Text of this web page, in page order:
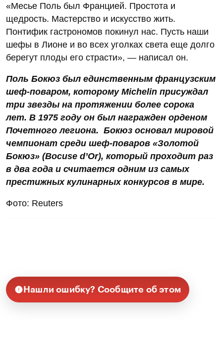
«Месье Поль был Францией. Простота и
щедрость. Мастерство и искусство жить.
Понтифик гастрономов покинул нас. Пусть наши
шефы в Лионе и во всех уголках света еще долго
берегут плоды его страсти», — написал он.
Поль Бокюз был единственным французским
шеф-поваром, которому Michelin присуждал
три звезды на протяжении более сорока
лет. В 1975 году он был награжден орденом
Почетного легиона. Бокюз основал мировой
чемпионат среди шеф-поваров «Золотой
Бокюз» (Bocuse dʼOr), который проходит раз
в два года и считается одним из самых
престижных кулинарных конкурсов в мире.
Фото: Reuters
Нашли ошибку? Сообщите об этом